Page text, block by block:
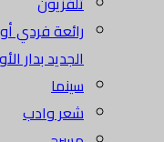
رائعة فردي
الجديد بدار
سينما
شعر وادب